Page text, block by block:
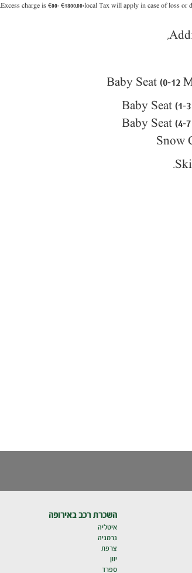
Excess charge is €00- €1800.00+local Tax will apply in case of loss
,
השכרת רכב באירופה
איטליה
גרמניה
צרפת
יוון
ספרד